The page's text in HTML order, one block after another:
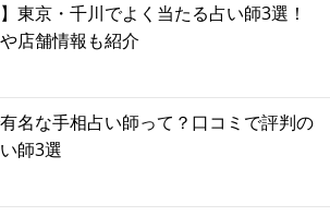
】東京・千川でよく当たる占い師3選！
店舗情報も紹介
名な手相占い師って？口コミで評判の
師3選